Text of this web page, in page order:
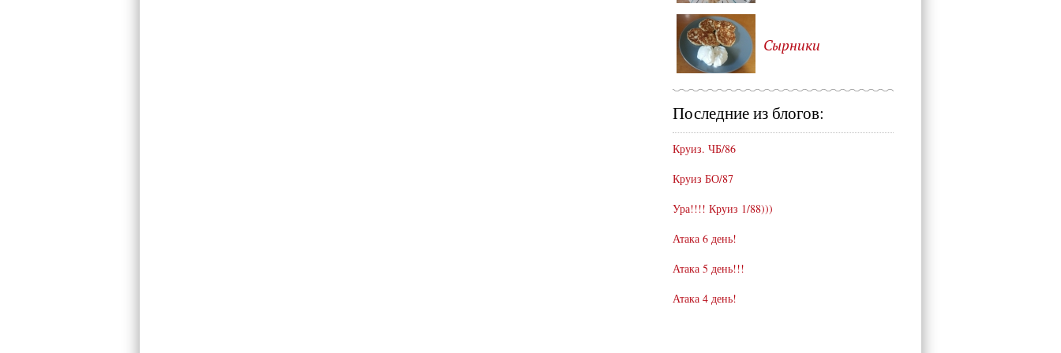
Сырники
Последние из блогов:
Круиз. ЧБ/86
Круиз БО/87
Ура!!!! Круиз 1/88)))
Атака 6 день!
Атака 5 день!!!
Атака 4 день!